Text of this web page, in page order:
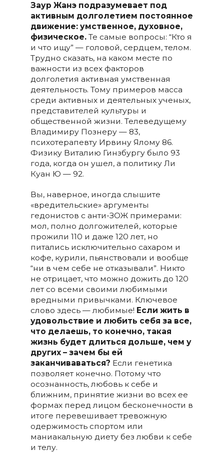
Заур Жанэ подразумевает под
активным долголетием постоянное
движение: умственное, духовное,
физическое.Те самые вопросы: “Кто я
и что ищу” — головой, сердцем, телом.
Трудно сказать, на каком месте по
важности из всех факторов
долголетия активная умственная
деятельность. Тому примеров масса
среди активных и деятельных ученых,
представителей культуры и
общественной жизни. Телеведущему
Владимиру Познеру — 83,
психотерапевту Ирвину Ялому 86.
Физику Виталию Гинзбургу было 93
года, когда он ушел, а политику Ли
Куан Ю — 92.
Вы, наверное, иногда слышите
«вредительские» аргументы
гедонистов с анти-ЗОЖ примерами:
мол, полно долгожителей, которые
прожили 110 и даже 120 лет, но
питались исключительно сахаром и
кофе, курили, пьянствовали и вообще
“ни в чем себе не отказывали”. Никто
не отрицает, что можно дожить до 120
лет со всеми своими любимыми
вредными привычками. Ключевое
слово здесь — любимые! Если жить в
удовольствие и любить себя за все,
что делаешь, то конечно, такая
жизнь будет длиться дольше, чем у
других – зачем бы ей
заканчиваваться? Если генетика
позволяет конечно. Потому что
осознанность, любовь к себе и
ближним, принятие жизни во всех ее
формах перед лицом бесконечности в
итоге перевешивает тревожную
одержимость спортом или
маниакальную диету без любви к себе
и телу.